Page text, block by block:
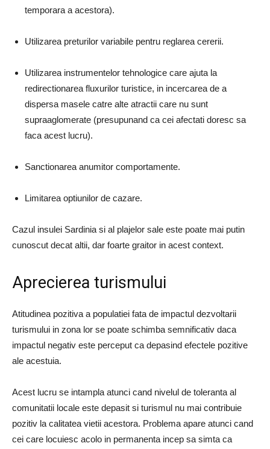
temporara a acestora).
Utilizarea preturilor variabile pentru reglarea cererii.
Utilizarea instrumentelor tehnologice care ajuta la
redirectionarea fluxurilor turistice, in incercarea de a
dispersa masele catre alte atractii care nu sunt
supraaglomerate (presupunand ca cei afectati doresc sa
faca acest lucru).
Sanctionarea anumitor comportamente.
Limitarea optiunilor de cazare.
Cazul insulei Sardinia si al plajelor sale este poate mai putin
cunoscut decat altii, dar foarte graitor in acest context.
Aprecierea turismului
Atitudinea pozitiva a populatiei fata de impactul dezvoltarii
turismului in zona lor se poate schimba semnificativ daca
impactul negativ este perceput ca depasind efectele pozitive
ale acestuia.
Acest lucru se intampla atunci cand nivelul de toleranta al
comunitatii locale este depasit si turismul nu mai contribuie
pozitiv la calitatea vietii acestora. Problema apare atunci cand
cei care locuiesc acolo in permanenta incep sa simta ca